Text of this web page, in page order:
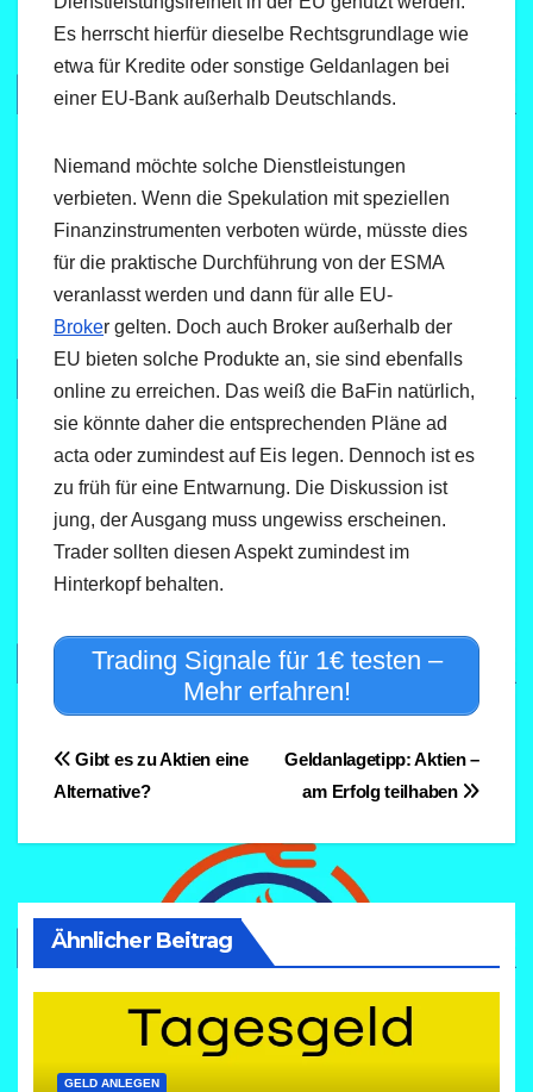
Es herrscht hierfür dieselbe Rechtsgrundlage wie
etwa für Kredite oder sonstige Geldanlagen bei
einer EU-Bank außerhalb Deutschlands.
Niemand möchte solche Dienstleistungen
verbieten. Wenn die Spekulation mit speziellen
Finanzinstrumenten verboten würde, müsste dies
für die praktische Durchführung von der ESMA
veranlasst werden und dann für alle EU-
Broker gelten. Doch auch Broker außerhalb der
EU bieten solche Produkte an, sie sind ebenfalls
online zu erreichen. Das weiß die BaFin natürlich,
sie könnte daher die entsprechenden Pläne ad
acta oder zumindest auf Eis legen. Dennoch ist es
zu früh für eine Entwarnung. Die Diskussion ist
jung, der Ausgang muss ungewiss erscheinen.
Trader sollten diesen Aspekt zumindest im
Hinterkopf behalten.
Trading Signale für 1€ testen –
Mehr erfahren!
Beitragsnavigation
Geldanlagetipp: Aktien –
am Erfolg teilhaben
Gibt es zu Aktien eine
Alternative?
Ähnlicher Beitrag
GELD ANLEGEN